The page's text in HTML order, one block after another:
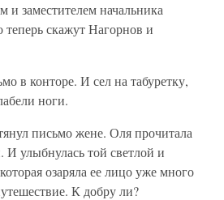
заместителем начальника
теперь скажут Нагорнов и
в конторе. И сел на табуретку,
ноги.
письмо жене. Оля прочитала
И улыбнулась той светлой и
озаряла ее лицо уже много
К добру ли?